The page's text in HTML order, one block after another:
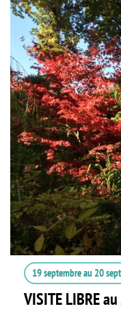
19 septembreau 20
VISITE LIBRE